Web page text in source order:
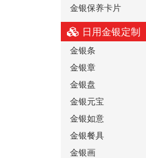
金银保养卡片
日用金银定制
金银条
金银章
金银盘
金银元宝
金银如意
金银餐具
金银画